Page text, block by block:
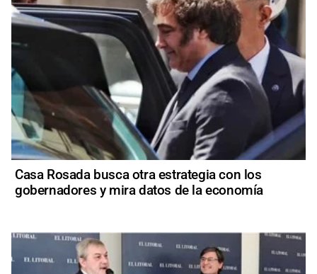
Casa Rosada busca otra estrategia con los
gobernadores y mira datos de la economía